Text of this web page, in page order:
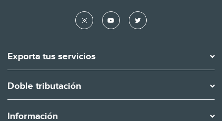
Exporta tus servicios
Doble tributación
Información